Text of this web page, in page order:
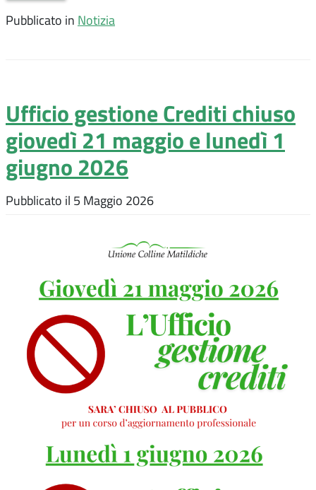
Pubblicato in Notizia
Ufficio gestione Crediti chiuso
giovedì 21 maggio e lunedì 1
giugno 2026
Pubblicato il 5 Maggio 2026